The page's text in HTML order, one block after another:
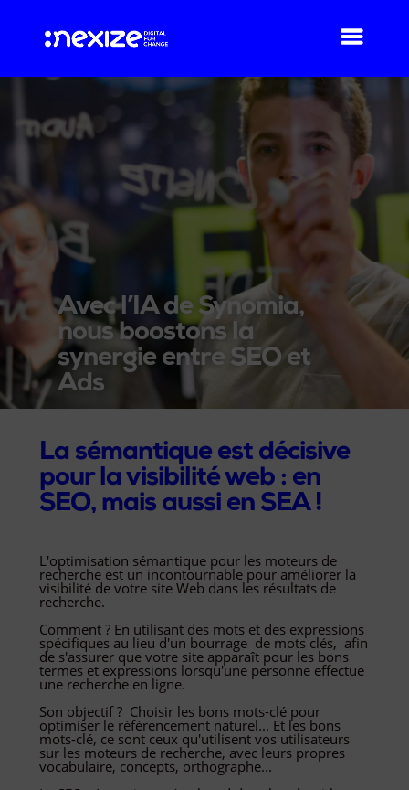
Avec l’IA de Synomia,
nous boostons la
synergie entre SEO et
Ads
La sémantique est décisive
pour la visibilité web : en
SEO, mais aussi en SEA !
L'optimisation sémantique pour les moteurs de
recherche est un incontournable pour améliorer la
visibilité de votre site Web dans les résultats de
recherche.
Comment ? En utilisant des mots et des expressions
spécifiques au lieu d'un bourrage de mots clés, afin
de s'assurer que votre site apparaît pour les bons
termes et expressions lorsqu'une personne effectue
une recherche en ligne.
Son objectif ? Choisir les bons mots-clé pour
optimiser le référencement naturel... Et les bons
mots-clé, ce sont ceux qu'utilisent vos utilisateurs
sur les moteurs de recherche, avec leurs propres
vocabulaire, concepts, orthographe...